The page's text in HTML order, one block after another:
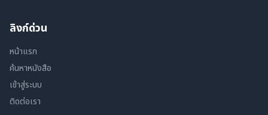
ลิงก์ด่วน
หน้าแรก
ค้นหาหนังสือ
เข้าสู่ระบบ
ติดต่อเรา